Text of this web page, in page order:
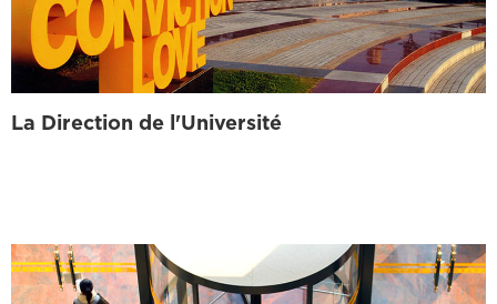
La Direction de l'Université